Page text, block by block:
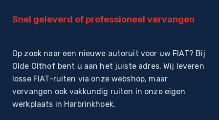
Snel geleverd of professioneel vervangen
Op zoek naar een nieuwe autoruit voor uw FIAT? Bij
Olde Olthof bent u aan het juiste adres. Wij leveren
losse FIAT-ruiten via onze webshop, maar
vervangen ook vakkundig ruiten in onze eigen
werkplaats in Harbrinkhoek.